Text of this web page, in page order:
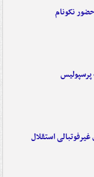
نکونام
پرسپولیس
استقلال